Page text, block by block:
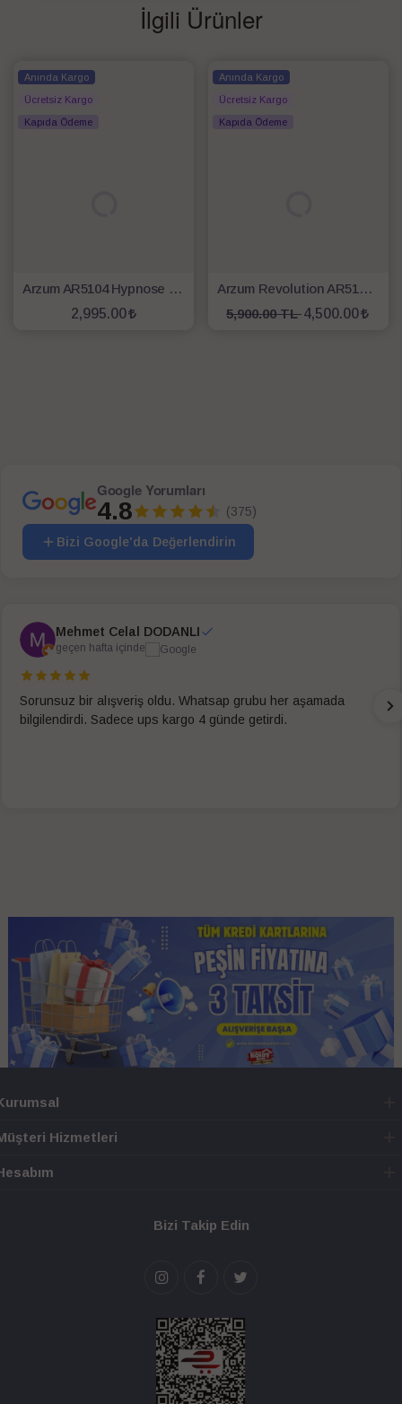
İlgili Ürünler
Anında Kargo
Ücretsiz Kargo
Kapıda Ödeme
Arzum AR5104 Hypnose İonmax Saç Maşası
2,995.00
Anında Kargo
Ücretsiz Kargo
Kapıda Ödeme
Arzum Revolution AR5156 Otomatik Saç Maşası
5,900.00 TL4,500.00
Google Yorumları
4.8 (375)
Bizi Google'da Değerlendirin
Mehmet Celal DODANLI
geçen hafta içinde
Sorunsuz bir alışveriş oldu. Whatsap grubu her aşamada
bilgilendirdi. Sadece ups kargo 4 günde getirdi.
Hizmetleri
Bizi Takip Edin